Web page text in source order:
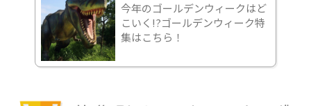
今年のゴールデンウィークはど
こいく!?ゴールデンウィーク特
集はこちら！